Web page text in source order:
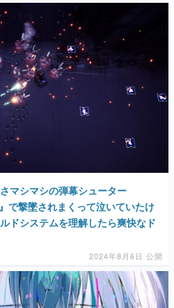
マシマシの弾幕シューター
で撃墜されまくって泣いていたけ
ドシステムを理解したら爽快なド
2024年8月6日 公開